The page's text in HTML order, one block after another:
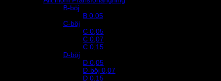
B-böj
B 0.05
C-böj
C 0,05
C 0,07
C 0,15
D-böj
D 0,05
D-böj 0,07
D 0,15